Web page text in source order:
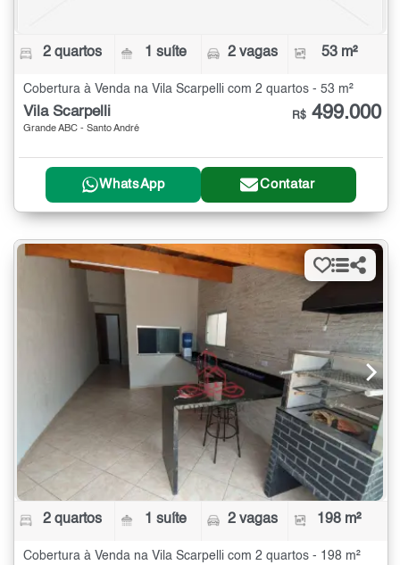
2 quartos 1 suíte 2 vagas 53 m²
Cobertura à Venda na Vila Scarpelli com 2 quartos - 53 m²
Vila Scarpelli
Grande ABC - Santo André
R$ 499.000
WhatsApp Contatar
2 quartos 1 suíte 2 vagas 198 m²
Cobertura à Venda na Vila Scarpelli com 2 quartos - 198 m²